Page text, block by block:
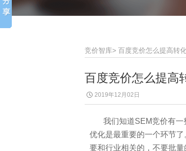
竞价智库> 百度竞价怎么提高转
百度竞价怎么提高
2019年12月02日
我们知道SEM竞价有一
优化是最重要的一个环节
要和行业相关的，不要批